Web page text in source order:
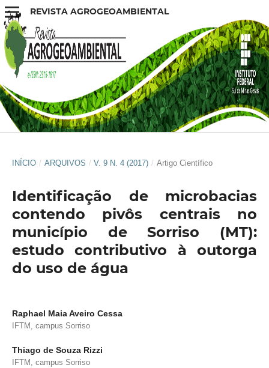
REVISTA AGROGEOAMBIENTAL
INÍCIO / ARQUIVOS / V. 9 N. 4 (2017) / Artigo Científico
Identificação de microbacias
contendo pivôs centrais no
município de Sorriso (MT):
estudo contributivo à outorga
do uso de água
Raphael Maia Aveiro Cessa
IFTM, campus Sorriso
Thiago de Souza Rizzi
IFTM, campus Sorriso